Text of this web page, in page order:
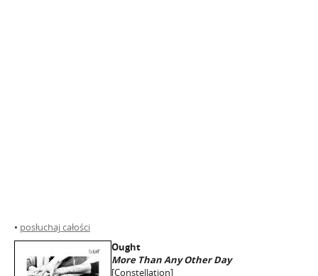
• posłuchaj całości
Ought
More Than Any Other Day
[Constellation]